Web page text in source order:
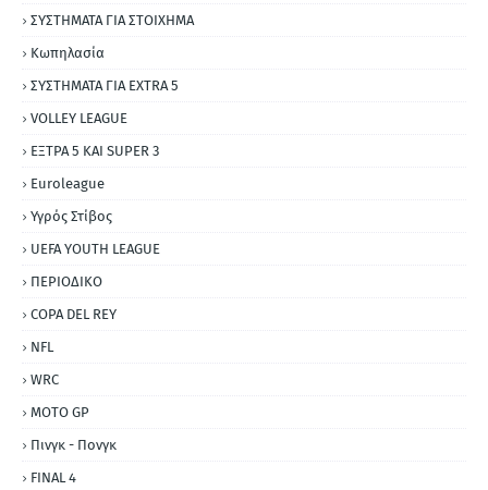
ΣΥΣΤΗΜΑΤΑ ΓΙΑ ΣΤΟΙΧΗΜΑ
Κωπηλασία
ΣΥΣΤΗΜΑΤΑ ΓΙΑ ΕΧΤRΑ 5
VOLLEY LEAGUE
ΕΞΤΡΑ 5 ΚΑΙ SUPER 3
Εuroleague
Υγρός Στίβος
UEFA YOUTH LEAGUE
ΠΕΡΙΟΔΙΚΟ
COPA DEL REY
NFL
WRC
MOTO GP
Πινγκ - Πονγκ
FINAL 4